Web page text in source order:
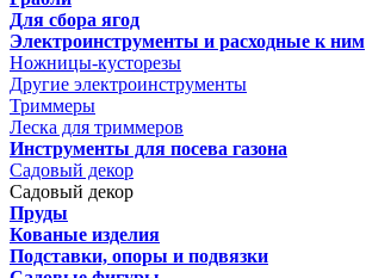
Для сбора ягод
Электроинструменты и расходные к ним
Ножницы-кусторезы
Другие электроинструменты
Триммеры
Леска для триммеров
Инструменты для посева газона
Садовый декор
Садовый декор
Пруды
Кованые изделия
Подставки, опоры и подвязки